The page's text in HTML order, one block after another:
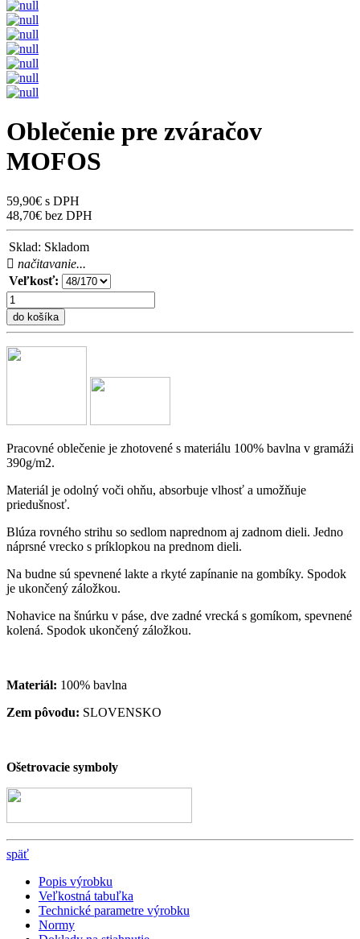
Oblečenie pre zváračov
MOFOS
59,90€ s DPH
48,70€ bez DPH
Sklad: Skladom
načitavanie...
Veľkosť:
do košíka
Pracovné oblečenie je zhotovené s materiálu 100% bavlna v gramáži
390g/m2.
Materiál je odolný voči ohňu, absorbuje vlhosť a umožňuje
priedušnosť.
Blúza rovného strihu so sedlom naprednom aj zadnom dieli. Jedno
náprsné vrecko s príklopkou na prednom dieli.
Na budne sú spevnené lakte a rkyté zapínanie na gombíky. Spodok
je ukončený záložkou.
Nohavice na šnúrku v páse, dve zadné vrecká s gomíkom, spevnené
kolená. Spodok ukončený záložkou.
Materiál: 100% bavlna
Zem pôvodu: SLOVENSKO
Ošetrovacie symboly
späť
Popis výrobku
Veľkostná tabuľka
Technické parametre výrobku
Normy